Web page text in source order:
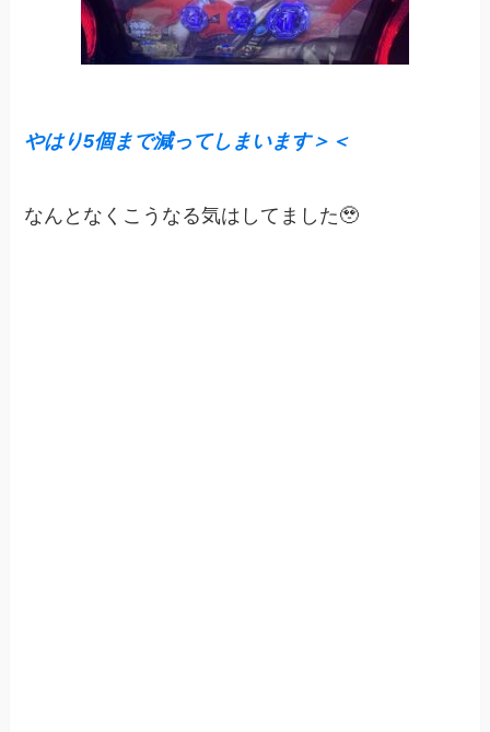
やはり5個まで減ってしまいます＞＜
なんとなくこうなる気はしてました🥹